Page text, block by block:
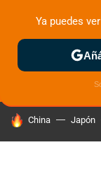
ZONA DE PRUEBAS
HOY SE HABLA
China Japón
Ya puedes